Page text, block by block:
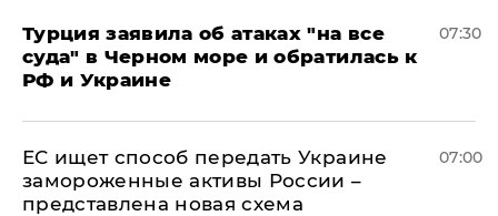
Турция заявила об атаках "на все
суда" в Черном море и обратилась к
РФ и Украине
07:30
ЕС ищет способ передать Украине
замороженные активы России –
представлена новая схема
07:00